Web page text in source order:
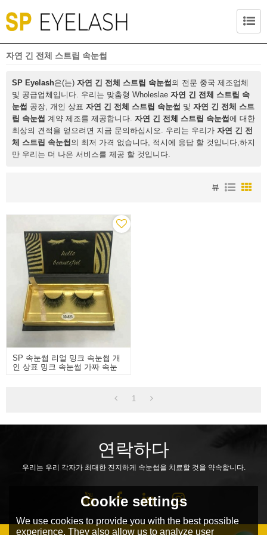
자연 긴 전체 스트립 속눈썹
SP Eyelash은(는) 자연 긴 전체 스트립 속눈썹 의 전문 중국 제조업체
및 공급업체입니다. 우리는 맞춤형 Wholeslae 자연 긴 전체 스트립 속
눈썹 공장, 개인 상표 자연 긴 전체 스트립 속눈썹 및 자연 긴 전체 스트
립 속눈썹 계약 제조를 제공합니다. 자연 긴 전체 스트립 속눈썹 에 대한
최상의 견적을 얻으려면 지금 문의하십시오. 우리는 우리가 자연 긴 전
체 스트립 속눈썹 의 최저 가격 없습니다, 적시에 응답 할 것입니다,하지
만 우리는 더 나은 서비스를 제공 할 것입니다.
뷰
SP 속눈썹 리얼 밍크 속눈썹 개
인 상표 밍크 속눈썹 가짜 속눈
1
연락하다
우리는 우리 각자가 최대한 진지하게 속눈썹을 치료할 것을 약속합니다.
Cookie settings
We use cookies to provide you with the best possible
experience. They also allow us to analyze user